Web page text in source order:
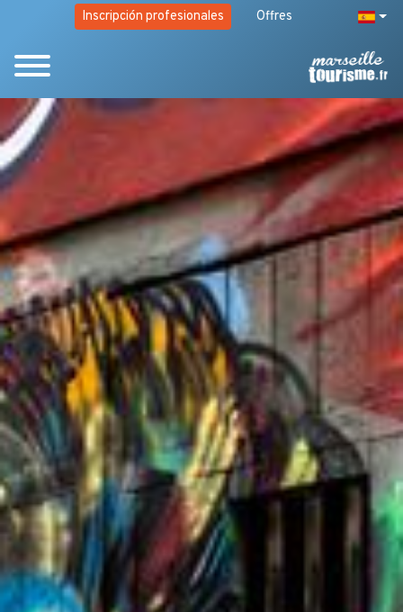
Inscripción profesionales Offres